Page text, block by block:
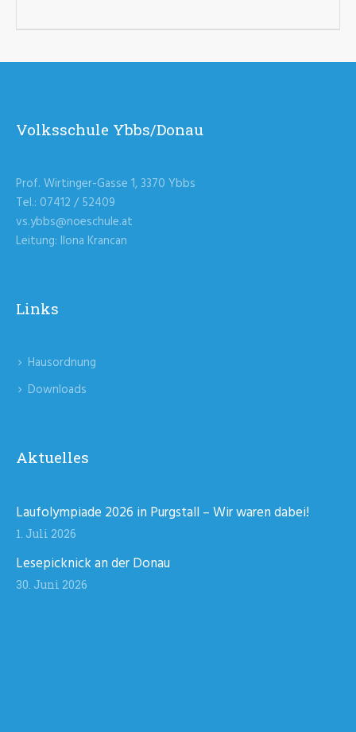
Volksschule Ybbs/Donau
Prof. Wirtinger-Gasse 1, 3370 Ybbs
Tel.: 07412 / 52409
vs.ybbs@noeschule.at
Leitung: Ilona Krancan
Links
Hausordnung
Downloads
Aktuelles
Laufolympiade 2026 in Purgstall – Wir waren dabei!
1. Juli 2026
Lesepicknick an der Donau
30. Juni 2026